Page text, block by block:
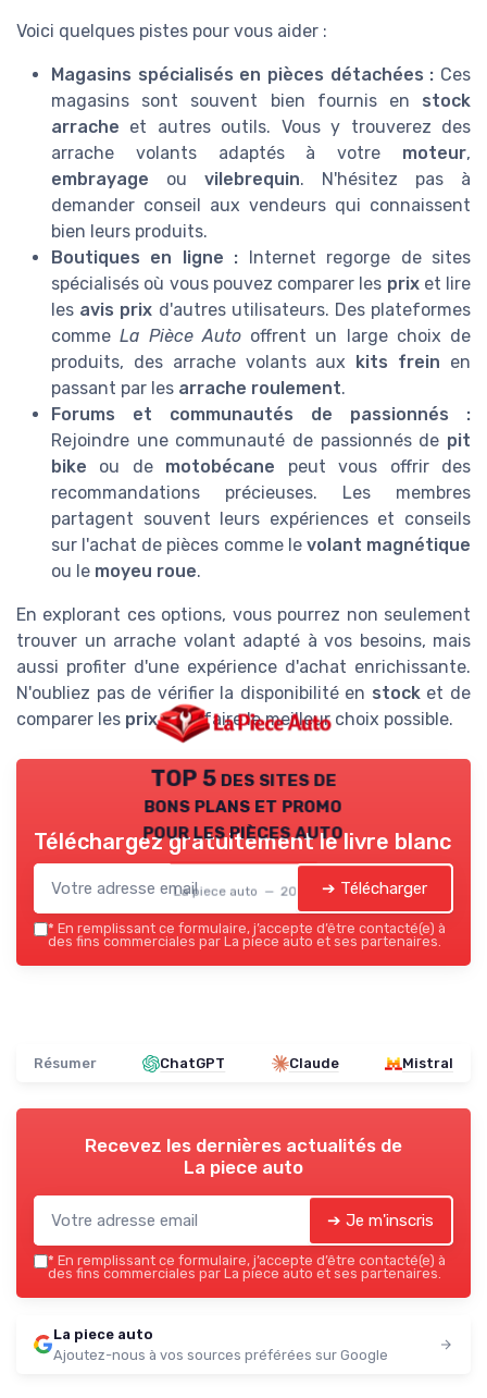
Voici quelques pistes pour vous aider :
Magasins spécialisés en pièces détachées : Ces
magasins sont souvent bien fournis en stock
arrache et autres outils. Vous y trouverez des
arrache volants adaptés à votre moteur,
embrayage ou vilebrequin. N'hésitez pas à
demander conseil aux vendeurs qui connaissent
bien leurs produits.
Boutiques en ligne : Internet regorge de sites
spécialisés où vous pouvez comparer les prixet lire
les avis prix d'autres utilisateurs. Des plateformes
commeLa Pièce Autooffrent un large choix de
produits, des arrache volants aux
kits frein en
passant par les arrache roulement.
Forums et communautés de passionnés :
Rejoindre une communauté de passionnés de pit
bike ou de motobécane peut vous offrir des
recommandations précieuses. Les membres
partagent souvent leurs expériences et conseils
sur l'achat de pièces comme le volant magnétique
ou le moyeu roue.
En explorant ces options, vous pourrez non seulement
trouver un arrache volant adapté à vos besoins, mais
aussi profiter d'une expérience d'achat enrichissante.
N'oubliez pas de vérifier la disponibilité en stocket de
comparer les prixpour faire le meilleur choix possible.
TOP 5 des sites de
bons plans et promo
pour les pièces auto
La piece auto — 2026
Téléchargez gratuitement le livre blanc
➔ Télécharger
* En remplissant ce formulaire, j’accepte d’être contacté(e) à
des fins commerciales par La piece auto et ses partenaires.
Résumer ChatGPT Claude Mistral
Recevez les dernières actualités de
La piece auto
➔ Je m'inscris
* En remplissant ce formulaire, j’accepte d’être contacté(e) à
des fins commerciales par La piece auto et ses partenaires.
La piece auto
Ajoutez-nous à vos sources préférées sur Google